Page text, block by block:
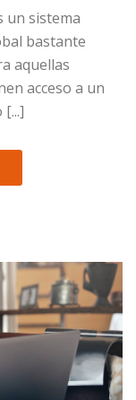
un sistema
bastante
aquellas
acceso a un